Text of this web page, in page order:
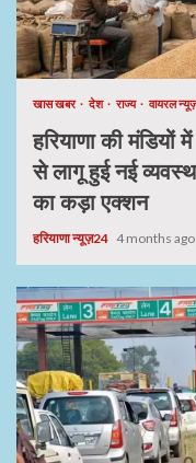
खास खबर देश राज्य वायरल
हरियाणा की
से लागू हुई नई
का कड़ा एक्शन
हरियाणा न्यूज़24 4 months ago